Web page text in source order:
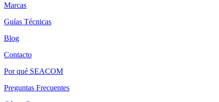
Marcas
Guías Técnicas
Blog
Contacto
Por qué SEACOM
Preguntas Frecuentes